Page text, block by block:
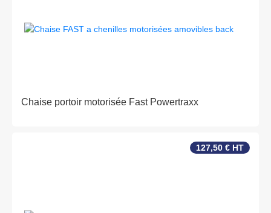
Chaise portoir motorisée Fast Powertraxx
127,50 € HT